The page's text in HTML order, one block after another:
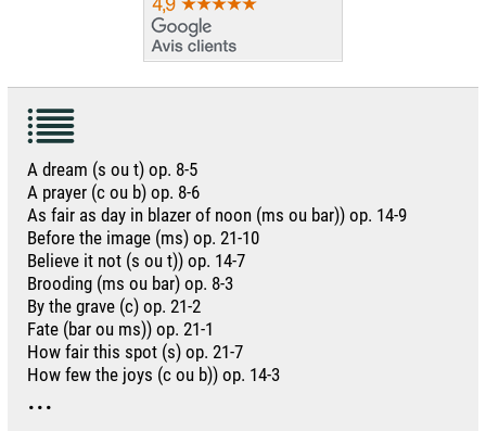
A dream (s ou t) op. 8-5
A prayer (c ou b) op. 8-6
As fair as day in blazer of noon (ms ou bar)) op. 14-9
Before the image (ms) op. 21-10
Believe it not (s ou t)) op. 14-7
Brooding (ms ou bar) op. 8-3
By the grave (c) op. 21-2
Fate (bar ou ms)) op. 21-1
How fair this spot (s) op. 21-7
How few the joys (c ou b)) op. 14-3
...